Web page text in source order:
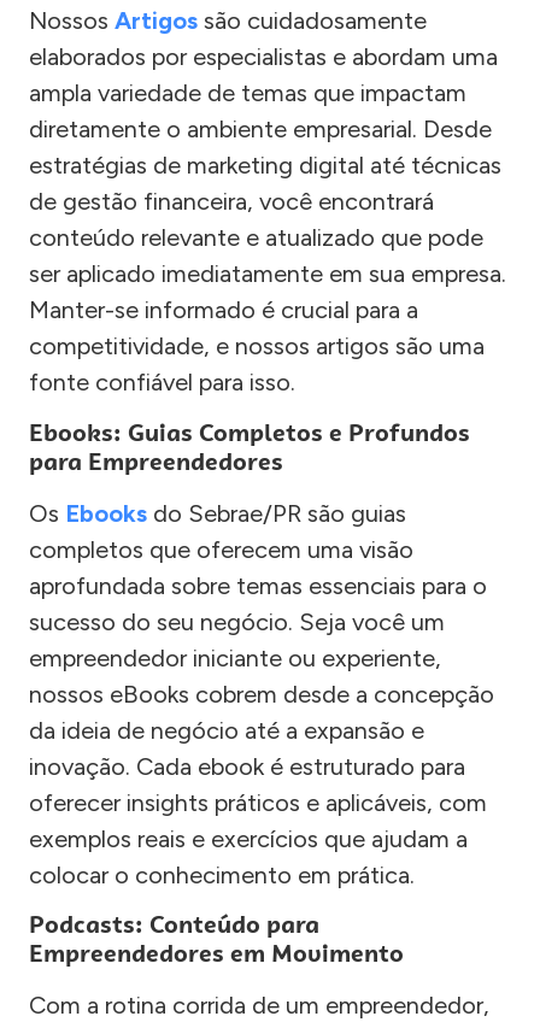
Nossos Artigos são cuidadosamente
elaborados por especialistas e abordam uma
ampla variedade de temas que impactam
diretamente o ambiente empresarial. Desde
estratégias de marketing digital até técnicas
de gestão financeira, você encontrará
conteúdo relevante e atualizado que pode
ser aplicado imediatamente em sua empresa.
Manter-se informado é crucial para a
competitividade, e nossos artigos são uma
fonte confiável para isso.
Ebooks: Guias Completos e Profundos
para Empreendedores
Os Ebooks do Sebrae/PR são guias
completos que oferecem uma visão
aprofundada sobre temas essenciais para o
sucesso do seu negócio. Seja você um
empreendedor iniciante ou experiente,
nossos eBooks cobrem desde a concepção
da ideia de negócio até a expansão e
inovação. Cada ebook é estruturado para
oferecer insights práticos e aplicáveis, com
exemplos reais e exercícios que ajudam a
colocar o conhecimento em prática.
Podcasts: Conteúdo para
Empreendedores em Movimento
Com a rotina corrida de um empreendedor,